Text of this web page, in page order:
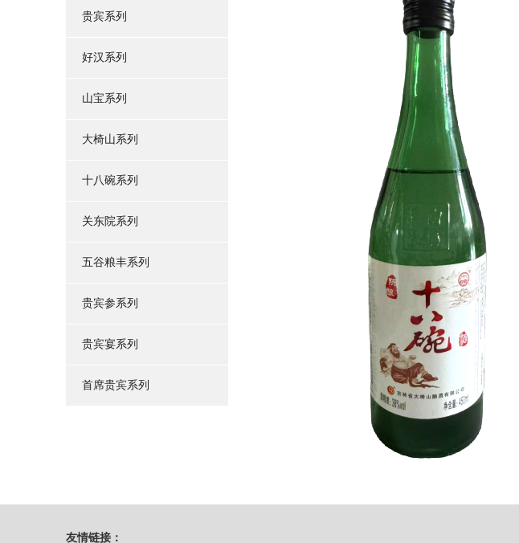
贵宾系列
好汉系列
山宝系列
大椅山系列
十八碗系列
关东院系列
五谷粮丰系列
贵宾参系列
贵宾宴系列
首席贵宾系列
友情链接：